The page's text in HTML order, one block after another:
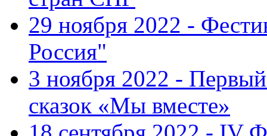
29 ноября 2022 -
Россия"
3 ноября 2022 -
сказок «Мы вместе»